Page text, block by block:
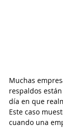
Muchas
respaldos
día en que
Este caso
cuando una